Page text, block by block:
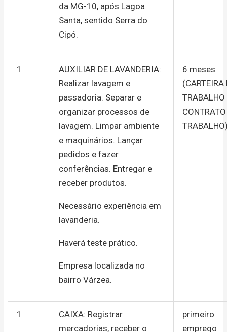
da MG-10, após Lagoa
Santa, sentido Serra do
Cipó.
1
AUXILIAR DE LAVANDERIA:
Realizar lavagem e
passadoria. Separar e
organizar processos de
lavagem. Limpar ambiente
e maquinários. Lançar
pedidos e fazer
conferências. Entregar e
receber produtos.
Necessário experiência em
lavanderia.
Haverá teste prático.
Empresa localizada no
bairro Várzea.
6 meses
(CARTEIRA
TRABALHO
1
CAIXA: Registrar
mercadorias, receber o
primeiro
emprego